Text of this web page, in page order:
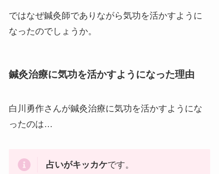
ではなぜ鍼灸師でありながら気功を活かすように
なったのでしょうか。
鍼灸治療に気功を活かすようになった理由
白川勇作さんが鍼灸治療に気功を活かすようにな
ったのは…
占いがキッカケです。